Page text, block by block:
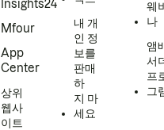
Insights24
Mfour
App
Center
상위
웹사
이트
내 개
인 정
보를
판매
하
지 마
세요
웨
나
앰
서
프
그